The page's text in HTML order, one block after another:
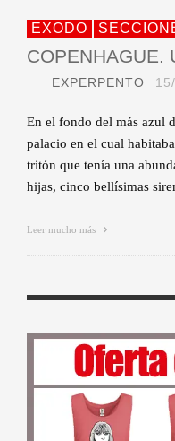
EXODO
COPENHAGUE.
EXPERPENTO
En el fondo del más azul
palacio en el cual
tritón que tenía una
hijas, cinco bellísimas
Leer mucho más